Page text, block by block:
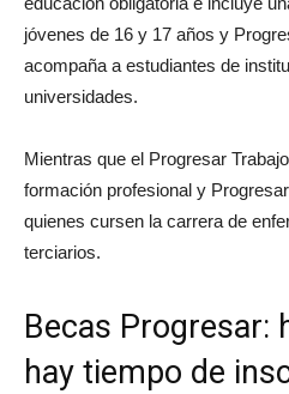
jóvenes de 16 y 17 años y
acompaña a estudiantes de
universidades.
Mientras que el Progresar
formación profesional y
quienes cursen la carrera de
terciarios.
Becas Progresar:
hay tiempo de